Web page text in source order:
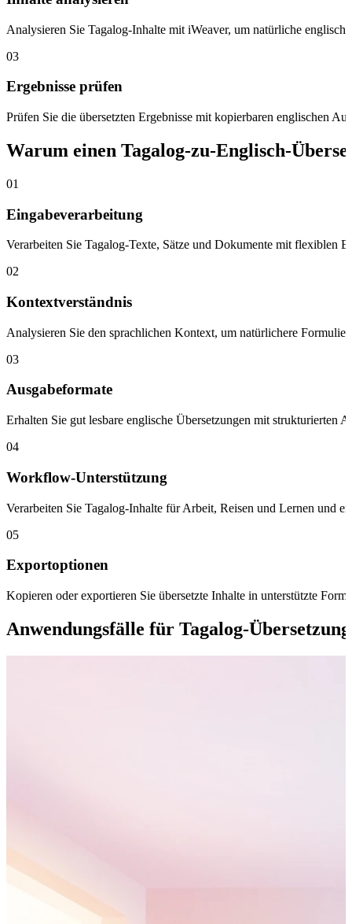
Analysieren Sie Tagalog-Inhalte mit iWeaver, um natürliche
03
Ergebnisse prüfen
Prüfen Sie die übersetzten Ergebnisse mit kopierbaren englischen
Warum einen Tagalog-zu-Englisch-
01
Eingabeverarbeitung
Verarbeiten Sie Tagalog-Texte, Sätze und Dokumente mit flexiblen
02
Kontextverständnis
Analysieren Sie den sprachlichen Kontext, um natürlichere
03
Ausgabeformate
Erhalten Sie gut lesbare englische Übersetzungen mit strukturierten
04
Workflow-Unterstützung
Verarbeiten Sie Tagalog-Inhalte für Arbeit, Reisen und Lernen und
05
Exportoptionen
Kopieren oder exportieren Sie übersetzte Inhalte in unterstützte
Anwendungsfälle für Tagalog-